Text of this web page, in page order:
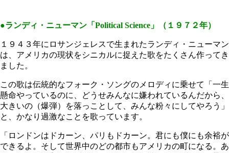
●ランディ・ニューマン「Political Science」（１９７２年）
１９４３年にロサンジェレスで生まれたランディ・ニューマン
は、アメリカの現状をシニカルに捉えた歌をたくさん作ってき
ました。
この歌は伝統的なフォーク・ソングのメロディに乗せて「一生
懸命やっているのに、どうせみんなに嫌われているんだから、
大きいの（爆弾）を落っことして、みんな粉々にしてやろう」
と、かなり過激なことを歌っています。
「ロンドンはドカーン、パリもドカーン。君にも僕にも余裕が
できるよ。そして世界中のどの都市もアメリカの町になる。あ